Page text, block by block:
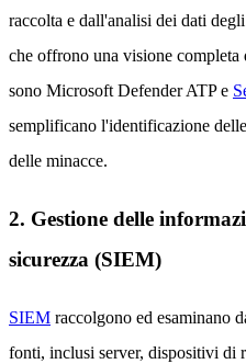
raccolta e dall'analisi dei dati
che offrono una visione
sono Microsoft Defender ATP e
semplificano l'identificazione
delle minacce.
2. Gestione delle
sicurezza (SIEM)
SIEM raccolgono ed esaminano
fonti, inclusi server, dispositivi di